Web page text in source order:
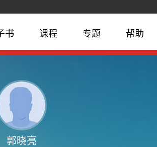
书 课程 专题 帮助
郭晓亮